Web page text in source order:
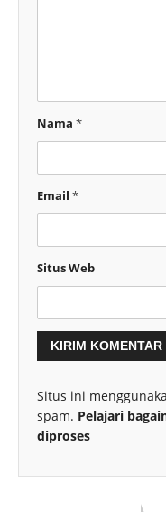
Nama *
Email *
Situs Web
Situs ini
spam. Pelajari
diproses